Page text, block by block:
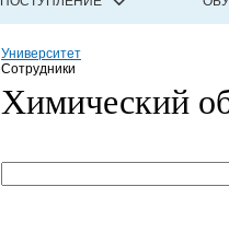
Университет
Сотрудники
Химический